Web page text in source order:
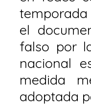
temporada
el
falso por
nacional
medida
adoptada